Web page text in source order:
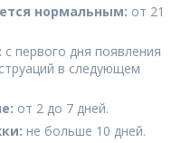
нормальным: от 21
с первого дня появления
в следующем
от 2 до 7 дней.
не больше 10 дней.